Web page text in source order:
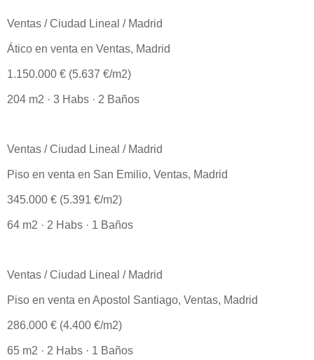
Ventas / Ciudad Lineal / Madrid
Ático en venta en Ventas, Madrid
1.150.000 € (5.637 €/m2)
204 m2 · 3 Habs · 2 Baños
Ventas / Ciudad Lineal / Madrid
Piso en venta en San Emilio, Ventas, Madrid
345.000 € (5.391 €/m2)
64 m2 · 2 Habs · 1 Baños
Ventas / Ciudad Lineal / Madrid
Piso en venta en Apostol Santiago, Ventas, Madrid
286.000 € (4.400 €/m2)
65 m2 · 2 Habs · 1 Baños